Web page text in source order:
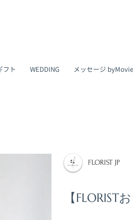
フト WEDDING メッセージ byMovie
FLORIST JP
【